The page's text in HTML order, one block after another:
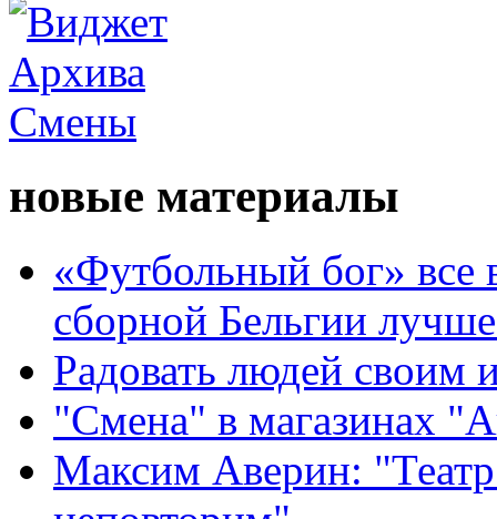
новые материалы
«Футбольный бог» все
сборной Бельгии
Радовать людей своим
"Смена" в магазинах
Максим Аверин: